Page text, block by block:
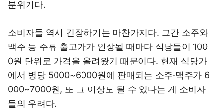
분위기다.
소비자들 역시 긴장하기는 마찬가지다. 그간 소주와
맥주 등 주류 출고가가 인상될 때마다 식당들이 100
0원 단위로 가격을 올려왔기 때문이다. 현재 식당가
에서 병당 5000~6000원에 판매되는 소주·맥주가 6
000~7000원, 또 그 이상도 될 수 있다는 게 소비자
들의 우려다.